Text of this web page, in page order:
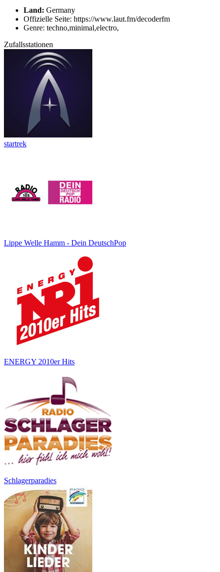
Land: Germany
Offizielle Seite: https://www.laut.fm/decoderfm
Genre: techno,minimal,electro,
Zufallsstationen
startrek
Lippe Welle Hamm - Dein DeutschPop
ENERGY 2010er Hits
Schlagerparadies